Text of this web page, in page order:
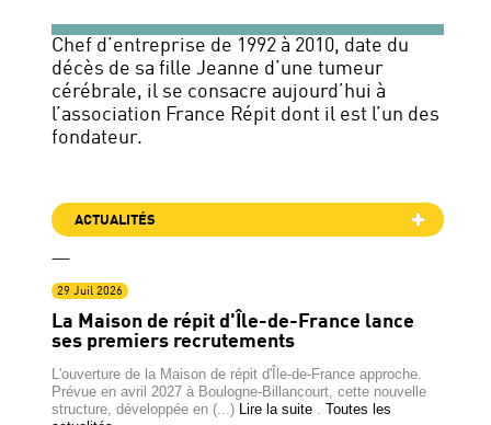
Chef d’entreprise de 1992 à 2010, date du
décès de sa fille Jeanne d’une tumeur
cérébrale, il se consacre aujourd’hui à
l’association France Répit dont il est l’un des
fondateur.
ACTUALITÉS
29 Juil 2026
La Maison de répit d'Île-de-France lance
ses premiers recrutements
L'ouverture de la Maison de répit d'Île-de-France approche.
Prévue en avril 2027 à Boulogne-Billancourt, cette nouvelle
structure, développée en (...) Lire la suite. Toutes les